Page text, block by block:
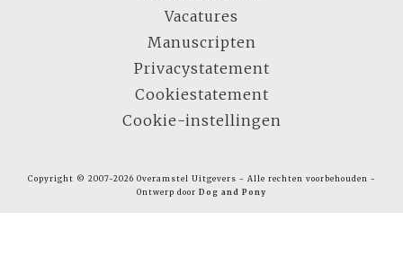
Vacatures
Manuscripten
Privacystatement
Cookiestatement
Cookie-instellingen
Copyright © 2007-2026 Overamstel Uitgevers - Alle rechten voorbehouden -
Ontwerp door Dog and Pony